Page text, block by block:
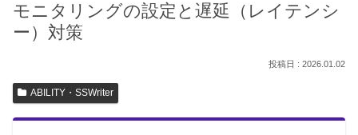
モニタリングの設定と遅延（レイテンシ
ー）対策
2026.01.02
ABILITY・SSWriter